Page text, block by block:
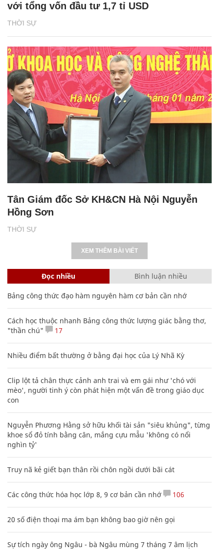
THỜI SỰ
với tổng vốn đầu tư 1,7 tỉ USD
THỜI SỰ
Tân Giám đốc Sở KH&CN Hà Nội Nguyễn
Hồng Sơn
XEM THÊM BÀI VIẾT
Đọc nhiều Bình luận nhiều
Bảng công thức đạo hàm nguyên hàm cơ bản cần nhớ
Cách học thuộc nhanh Bảng công thức lượng giác bằng thơ,
"thần chú"
17
Nhiều điểm bất thường ở bằng đại học của Lý Nhã Kỳ
Clip lột tả chân thực cảnh anh trai và em gái như 'chó với
mèo', người tinh ý còn phát hiện một vấn đề trong giáo dục
con
Nguyễn Phương Hằng sở hữu khối tài sản "siêu khủng", từng
khoe sổ đỏ tính bằng cân, mắng cựu mẫu 'không có nổi
nghìn tỷ'
Truy nã kẻ giết bạn thân rồi chôn ngồi dưới bãi cát
Các công thức hóa học lớp 8, 9 cơ bản cần nhớ 106
20 số điện thoại ma ám bạn không bao giờ nên gọi
Sự tích ngày ông Ngâu - bà Ngâu mùng 7 tháng 7 âm lịch